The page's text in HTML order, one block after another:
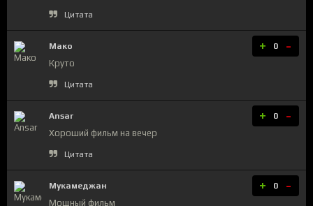
Цитата
Мако + 0 -
Круто
Цитата
Ansar + 0 -
Хороший фильм на вечер
Цитата
Мукамеджан + 0 -
Мощный фильм